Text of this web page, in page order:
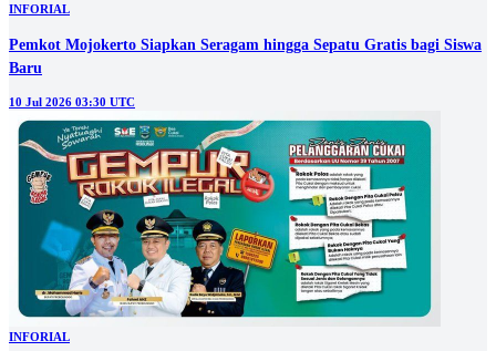
INFORIAL
Pemkot Mojokerto Siapkan Seragam hingga Sepatu Gratis bagi Siswa
Baru
10 Jul 2026 03:30 UTC
INFORIAL